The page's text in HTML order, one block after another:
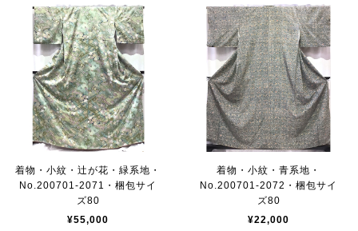
着物・小紋・辻が花・緑系地・
No.200701-2071・梱包サイ
ズ80
¥55,000
着物・小紋・青系地・
No.200701-2072・梱包サイ
ズ80
¥22,000